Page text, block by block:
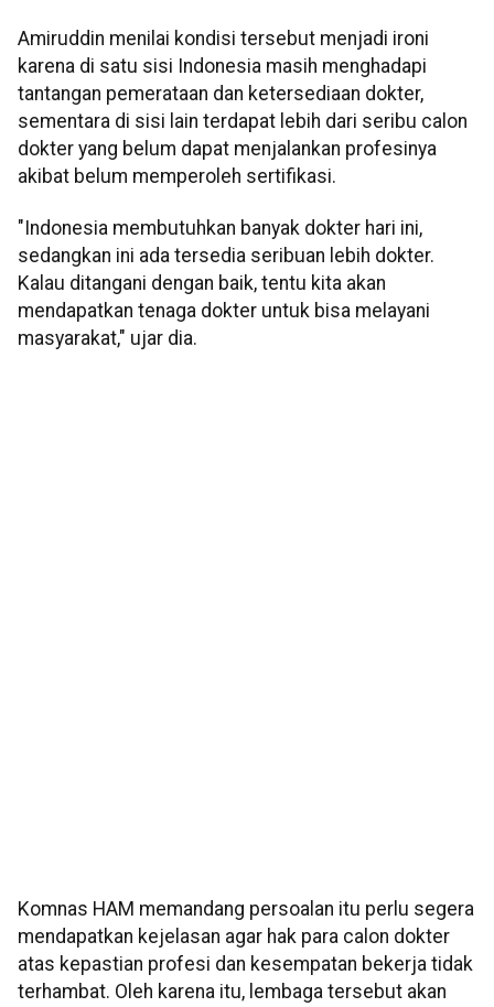
Amiruddin menilai kondisi tersebut menjadi ironi
karena di satu sisi Indonesia masih menghadapi
tantangan pemerataan dan ketersediaan dokter,
sementara di sisi lain terdapat lebih dari seribu calon
dokter yang belum dapat menjalankan profesinya
akibat belum memperoleh sertifikasi.
"Indonesia membutuhkan banyak dokter hari ini,
sedangkan ini ada tersedia seribuan lebih dokter.
Kalau ditangani dengan baik, tentu kita akan
mendapatkan tenaga dokter untuk bisa melayani
masyarakat," ujar dia.
Komnas HAM memandang persoalan itu perlu segera
mendapatkan kejelasan agar hak para calon dokter
atas kepastian profesi dan kesempatan bekerja tidak
terhambat. Oleh karena itu, lembaga tersebut akan